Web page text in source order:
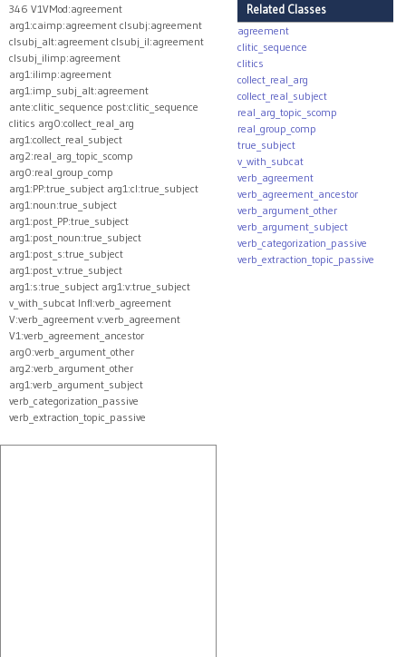
346 V1VMod:agreement
arg1:caimp:agreement clsubj:agreement
clsubj_alt:agreement clsubj_il:agreement
clsubj_ilimp:agreement
arg1:ilimp:agreement
arg1:imp_subj_alt:agreement
ante:clitic_sequence post:clitic_sequence
clitics arg0:collect_real_arg
arg1:collect_real_subject
arg2:real_arg_topic_scomp
arg0:real_group_comp
arg1:PP:true_subject arg1:cl:true_subject
arg1:noun:true_subject
arg1:post_PP:true_subject
arg1:post_noun:true_subject
arg1:post_s:true_subject
arg1:post_v:true_subject
arg1:s:true_subject arg1:v:true_subject
v_with_subcat Infl:verb_agreement
V:verb_agreement v:verb_agreement
V1:verb_agreement_ancestor
arg0:verb_argument_other
arg2:verb_argument_other
arg1:verb_argument_subject
verb_categorization_passive
verb_extraction_topic_passive
Related Classes
agreement
clitic_sequence
clitics
collect_real_arg
collect_real_subject
real_arg_topic_scomp
real_group_comp
true_subject
v_with_subcat
verb_agreement
verb_agreement_ancestor
verb_argument_other
verb_argument_subject
verb_categorization_passive
verb_extraction_topic_passive